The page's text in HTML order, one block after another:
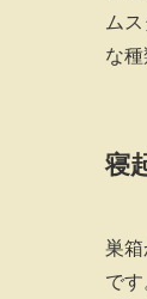
ム
な
寝
巣
で